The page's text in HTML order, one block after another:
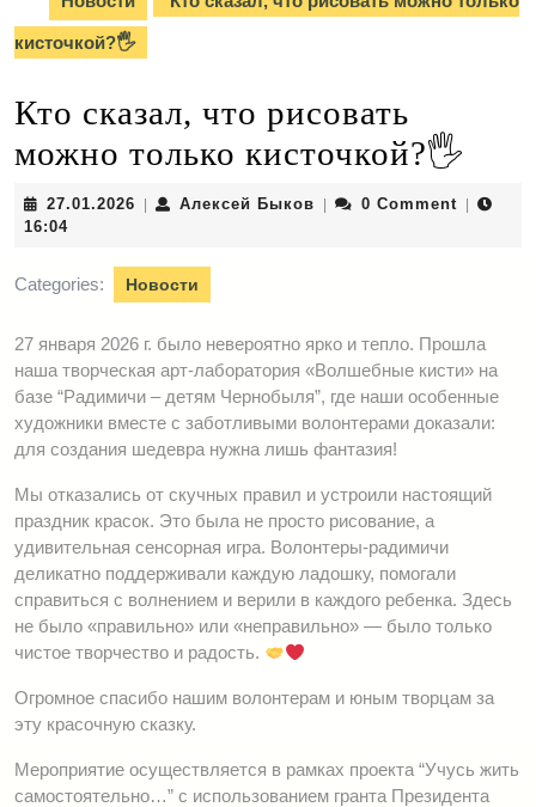
кисточкой?🖐️
Кто сказал, что рисовать
можно только кисточкой?🖐️
27.01.2026 27.01.2026
Алексей Быков Алексей0 Comment
16:04
Categories: Новости
27 января 2026 г. было невероятно ярко и тепло. Прошла
наша творческая арт-лаборатория «Волшебные кисти» на
базе “Радимичи – детям Чернобыля”, где наши особенные
художники вместе с заботливыми волонтерами доказали:
для создания шедевра нужна лишь фантазия!
Мы отказались от скучных правил и устроили настоящий
праздник красок. Это была не просто рисование, а
удивительная сенсорная игра. Волонтеры-радимичи
деликатно поддерживали каждую ладошку, помогали
справиться с волнением и верили в каждого ребенка. Здесь
не было «правильно» или «неправильно» — было только
чистое творчество и радость.
Огромное спасибо нашим волонтерам и юным творцам за
эту красочную сказку.
Мероприятие осуществляется в рамках проекта “Учусь жить
самостоятельно…” с использованием гранта Президента